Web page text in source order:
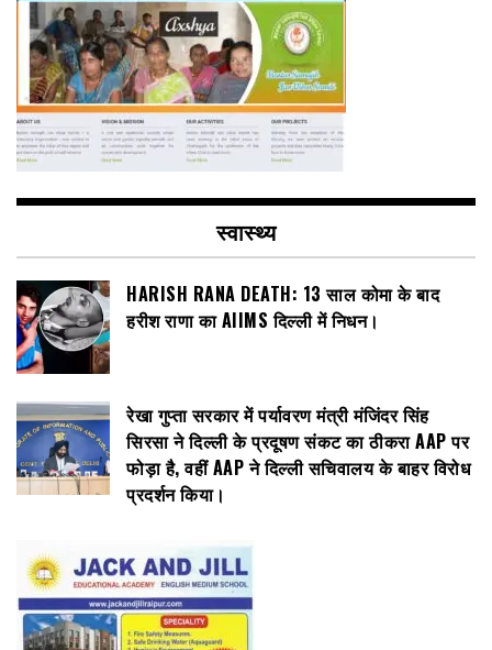
स्वास्थ्य
HARISH RANA DEATH: 13 साल कोमा के बाद
हरीश राणा का AIIMS दिल्ली में निधन।
रेखा गुप्ता सरकार में पर्यावरण मंत्री मंजिंदर सिंह
सिरसा ने दिल्ली के प्रदूषण संकट का ठीकरा AAP पर
फोड़ा है, वहीं AAP ने दिल्ली सचिवालय के बाहर विरोध
प्रदर्शन किया।